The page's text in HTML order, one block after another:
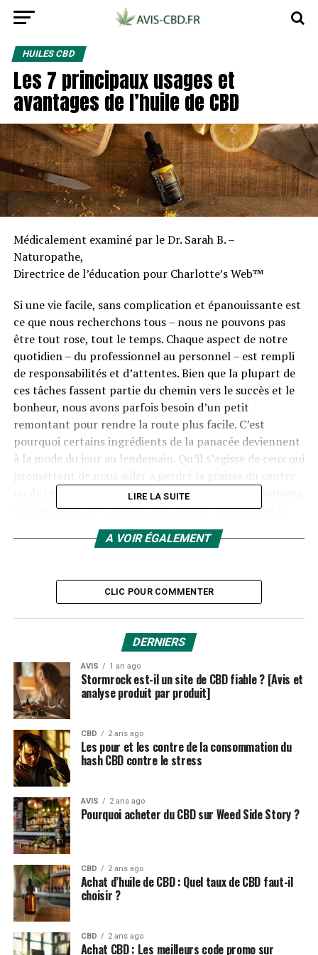
HUILES CBD
Les 7 principaux usages et
avantages de l’huile de CBD
Médicalement examiné par le Dr. Sarah B. –
Naturopathe,
Directrice de l’éducation pour Charlotte’s Web™
Si une vie facile, sans complication et épanouissante est
ce que nous recherchons tous – nous ne pouvons pas
être tout rose, tout le temps. Chaque aspect de notre
quotidien – du professionnel au personnel – est rempli
de responsabilités et d’attentes. Bien que la plupart de
ces tâches fassent partie du chemin vers le succès et le
bonheur, nous avons parfois besoin d’un petit
remontant pour rendre la route plus facile. C’est
pourquoi certains ingrédients de la panacée deviennent
à la mode du jour au lendemain. Qu’il s’agisse de ceux qui
ou de ceux qui garantissent un coup de fouet à l’humeur,
si vous pouvez le chercher sur Google, vous pouvez le
important de faire preuve de diligence raisonnable. C’est
là que les vastes avantages de l’huile de CBD sont
confiance, comme Charlotte’s Web. Bien que des
générations à travers le monde utilisent les
merveilleuses propriétés du chanvre depuis des
centaines d’années, le cannabidiol (ou CBD) a
récemment été utilisé sous forme d’huile et de capsule
pour le bien-être général.
En tant qu’acheteur avisé, si vous hésitez à introduire un
nouveau produit dans votre routine, vous voulez
probablement savoir comment il va stimuler votre
vitalité. Nous étudions et encourageons les produits de
qualité, fiables et sûrs depuis des années, ce qui nous
donne une perspective de première main sur la façon
dont ce joyau de Mère Nature peut être bénéfique pour
votre santé. Bien qu’il existe d’innombrables
affirmations sur ce que le CBD peut apporter, toutes ne
sont pas soutenues par la science. C’est pourquoi nous
soutenons ces avantages spécifiques de l’huile de CBD :
LIRE LA SUITE
A VOIR ÉGALEMENT
CLIC POUR COMMENTER
DERNIERS
AVIS 1 an ago
Stormrock est-il un site de CBD fiable ? [Avis et
analyse produit par produit]
CBD 2 ans ago
Les pour et les contre de la consommation du
hash CBD contre le stress
AVIS 2 ans ago
Pourquoi acheter du CBD sur Weed Side Story ?
CBD 2 ans ago
Achat d’huile de CBD : Quel taux de CBD faut-il
choisir ?
CBD 2 ans ago
Achat CBD : Les meilleurs code promo sur